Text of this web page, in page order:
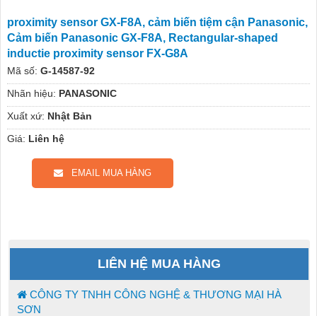
proximity sensor GX-F8A, cảm biến tiệm cận Panasonic,
Cảm biến Panasonic GX-F8A, Rectangular-shaped
inductie proximity sensor FX-G8A
Mã số: G-14587-92
Nhãn hiệu: PANASONIC
Xuất xứ: Nhật Bản
Giá: Liên hệ
EMAIL MUA HÀNG
LIÊN HỆ MUA HÀNG
CÔNG TY TNHH CÔNG NGHỆ & THƯƠNG MẠI HÀ
SƠN